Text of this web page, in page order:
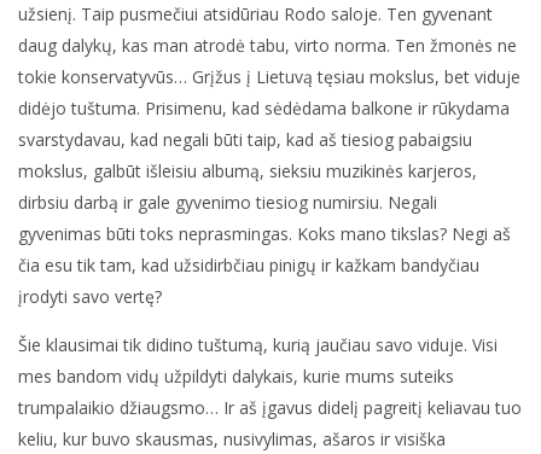
užsienį. Taip pusmečiui atsidūriau Rodo saloje. Ten gyvenant
daug dalykų, kas man atrodė tabu, virto norma. Ten žmonės ne
tokie konservatyvūs… Grįžus į Lietuvą tęsiau mokslus, bet viduje
didėjo tuštuma. Prisimenu, kad sėdėdama balkone ir rūkydama
svarstydavau, kad negali būti taip, kad aš tiesiog pabaigsiu
mokslus, galbūt išleisiu albumą, sieksiu muzikinės karjeros,
dirbsiu darbą ir gale gyvenimo tiesiog numirsiu. Negali
gyvenimas būti toks neprasmingas. Koks mano tikslas? Negi aš
čia esu tik tam, kad užsidirbčiau pinigų ir kažkam bandyčiau
įrodyti savo vertę?
Šie klausimai tik didino tuštumą, kurią jaučiau savo viduje. Visi
mes bandom vidų užpildyti dalykais, kurie mums suteiks
trumpalaikio džiaugsmo… Ir aš įgavus didelį pagreitį keliavau tuo
keliu, kur buvo skausmas, nusivylimas, ašaros ir visiška